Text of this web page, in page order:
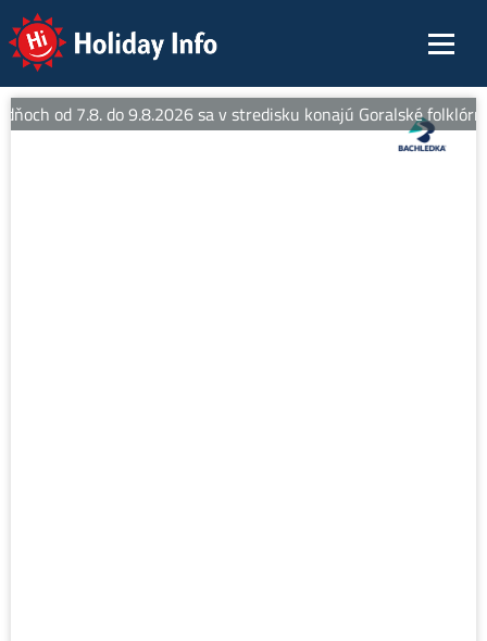
Holiday Info
od 7.8. do 9.8.2026 sa v stredisku konajú Goralské